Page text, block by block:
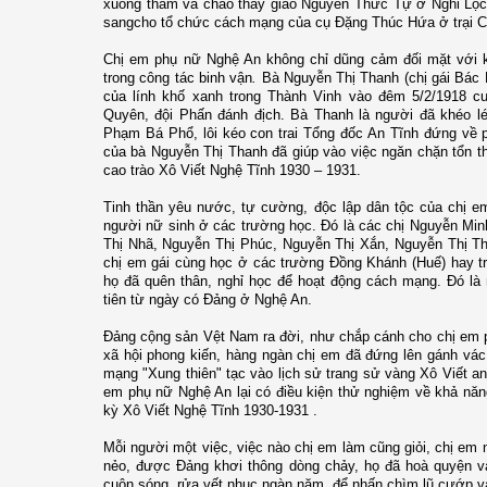
xuống thăm và chào thầy giáo Nguyễn Thức Tự ở Nghi
sangcho tổ chức cách mạng của cụ Đặng Thúc Hứa ở trại
Chị em phụ nữ Nghệ An không chỉ dũng cảm đối mặt với
trong công tác binh vận
Bà Nguyễn Thị Thanh (chị gái
của lính khố xanh trong Thành Vinh vào đêm 5/2/1918
Quyên, đội Phấn đánh địch. Bà Thanh là người đã khéo
Phạm Bá Phổ, lôi kéo con trai Tổng đốc An Tĩnh đứng về
của bà Nguyễn Thị Thanh đã giúp vào việc ngăn chặn tổn
cao trào Xô Viết Nghệ Tĩnh 1930 – 1931.
Tinh thần yêu nước, tự cường, độc lập dân tộc của chị
người nữ sinh ở các trường học. Đó là các chị Nguyễn
Thị Nhã, Nguyễn Thị Phúc, Nguyễn Thị Xắn, Nguyễn Thị
chị em gái cùng học ở các trường Đồng Khánh (Huế) hay
họ đã quên thân, nghỉ học để hoạt động cách mạng. Đó
tiên từ ngày có Đảng ở Nghệ An.
Đảng cộng sản Vệt Nam ra đời, như chắp cánh cho chị em
xã hội phong kiến, hàng ngàn chị em đã đứng lên gánh
mạng "Xung thiên" tạc vào lịch sử trang sử vàng Xô Viết
em phụ nữ Nghệ An lại có điều kiện thử nghiệm về khả
kỳ Xô Viết Nghệ Tĩnh 1930-1931 .
Mỗi người một việc, việc nào chị em làm cũng giỏi, chị
nẻo, được Đảng khơi thông dòng chảy, họ đã hoà quyện
cuộn sóng, rửa vết nhục ngàn năm, để nhấn chìm lũ cướp